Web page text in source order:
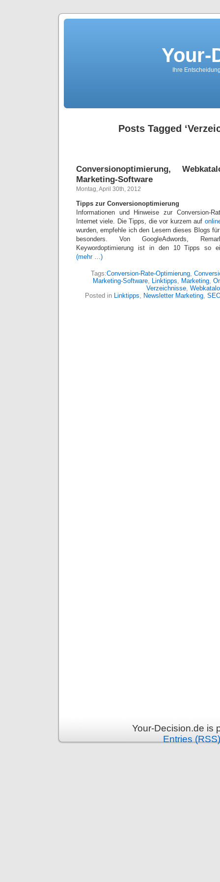
Your-
Ihre
Posts Tagged
Conversionoptimierung,
Marketing-Software
Montag, April 30th, 2012
Tipps zur Conversionoptimierung
Informationen und Hinweise zur Conversion-
Internet viele. Die Tipps, die vor kurzem auf
wurden, empfehle ich den Lesern dieses Blogs
besonders. Von GoogleAdwords,
Keywordoptimierung ist in den 10 Tipps so
(mehr …)
Tags:Conversion-Rate-Optimierung,
Marketing-Software, Linktipps, Marketing,
Verzeichnisse,
Posted in Linktipps, Newsletter Marketing,
Your-Decision.de is
Entries (RSS)